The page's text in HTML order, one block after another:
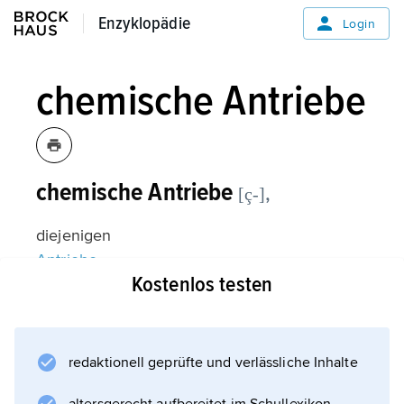
Enzyklopädie
Enzyklopädie Login
chemische Antriebe
chemische Antriebe [ç-],
diejenigen
Antriebe
, bei denen die erforderliche
besonderen
Kostenlos testen
redaktionell geprüfte und verlässliche Inhalte